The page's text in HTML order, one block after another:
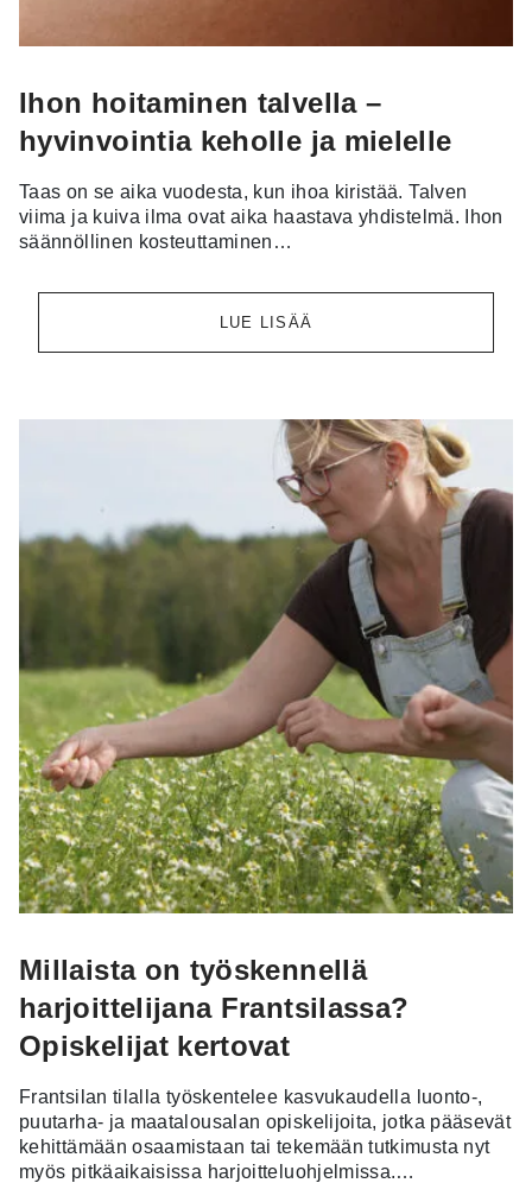
Ihon hoitaminen talvella –
hyvinvointia keholle ja mielelle
Taas on se aika vuodesta, kun ihoa kiristää. Talven
viima ja kuiva ilma ovat aika haastava yhdistelmä. Ihon
säännöllinen kosteuttaminen…
LUE LISÄÄ
Millaista on työskennellä
harjoittelijana Frantsilassa?
Opiskelijat kertovat
Frantsilan tilalla työskentelee kasvukaudella luonto-,
puutarha- ja maatalousalan opiskelijoita, jotka pääsevät
kehittämään osaamistaan tai tekemään tutkimusta nyt
myös pitkäaikaisissa harjoitteluohjelmissa.…